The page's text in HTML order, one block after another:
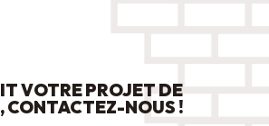
VOTRE PROJET DE
CONTACTEZ-NOUS !